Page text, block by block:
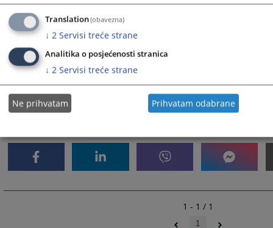
Osnovni sud u Novom Gradu
Osnovni sud u Prijedoru
Osnovni sud u Sokocu
Osnovni sud u Tesliću
Osnovni sud u Višegradu
Osnovni sud u Zvorniku
7113PREGLEDA
1 - 1 / 1
1
Translation(obavezna)
↓ 2 Servisi treće strane
Analitika o posjećenosti stranica
↓ 2 Servisi treće strane
Ne prihvatam Prihvatam odabrane